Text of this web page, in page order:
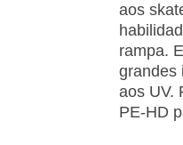
aos
rampa.
grandes
aos UV.
PE-HD